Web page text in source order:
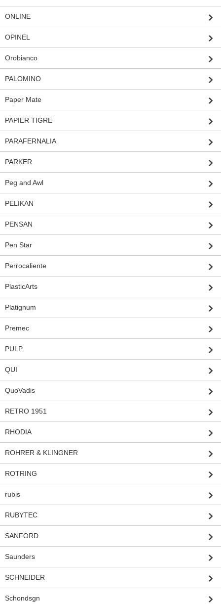
ONLINE
OPINEL
Orobianco
PALOMINO
Paper Mate
PAPIER TIGRE
PARAFERNALIA
PARKER
Peg and Awl
PELIKAN
PENSAN
Pen Star
Perrocaliente
PlasticArts
Platignum
Premec
PULP
QUI
QuoVadis
RETRO 1951
RHODIA
ROHRER & KLINGNER
ROTRING
rubis
RUBYTEC
SANFORD
Saunders
SCHNEIDER
Schondsgn